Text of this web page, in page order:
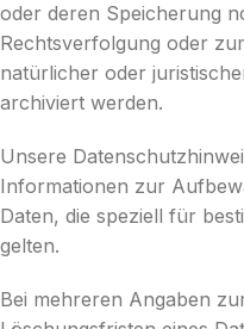
oder deren Speicherung
Rechtsverfolgung oder
natürlicher oder
archiviert werden.
Unsere
Informationen zur
Daten, die speziell für
gelten.
Bei mehreren Angaben